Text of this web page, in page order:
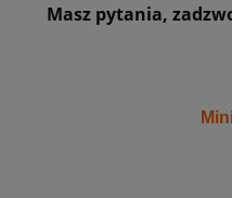
Masz pytania,